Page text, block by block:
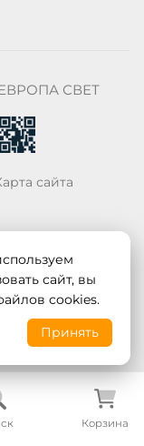
Корзина
ЕВРОПА СВЕТ
сайта
сайт, вы
cookies.
Принять